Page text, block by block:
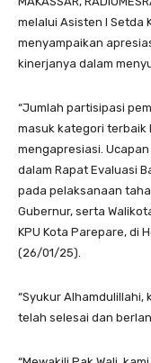
melalui Asisten I Setda
menyampaikan
kinerjanya dalam
“Jumlah partisipasi
masuk kategori terbaik
mengapresiasi.
dalam Rapat Evaluasi
pada pelaksanaan
Gubernur, serta
KPU Kota Parepare, di
(26/01/25).
“Syukur
telah selesai dan